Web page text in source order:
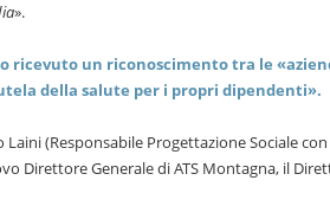
».
ricevuto un riconoscimento tra le
della salute per i propri dipendenti».
(Responsabile Progettazione Sociale
Direttore Generale di ATS Montagna, il